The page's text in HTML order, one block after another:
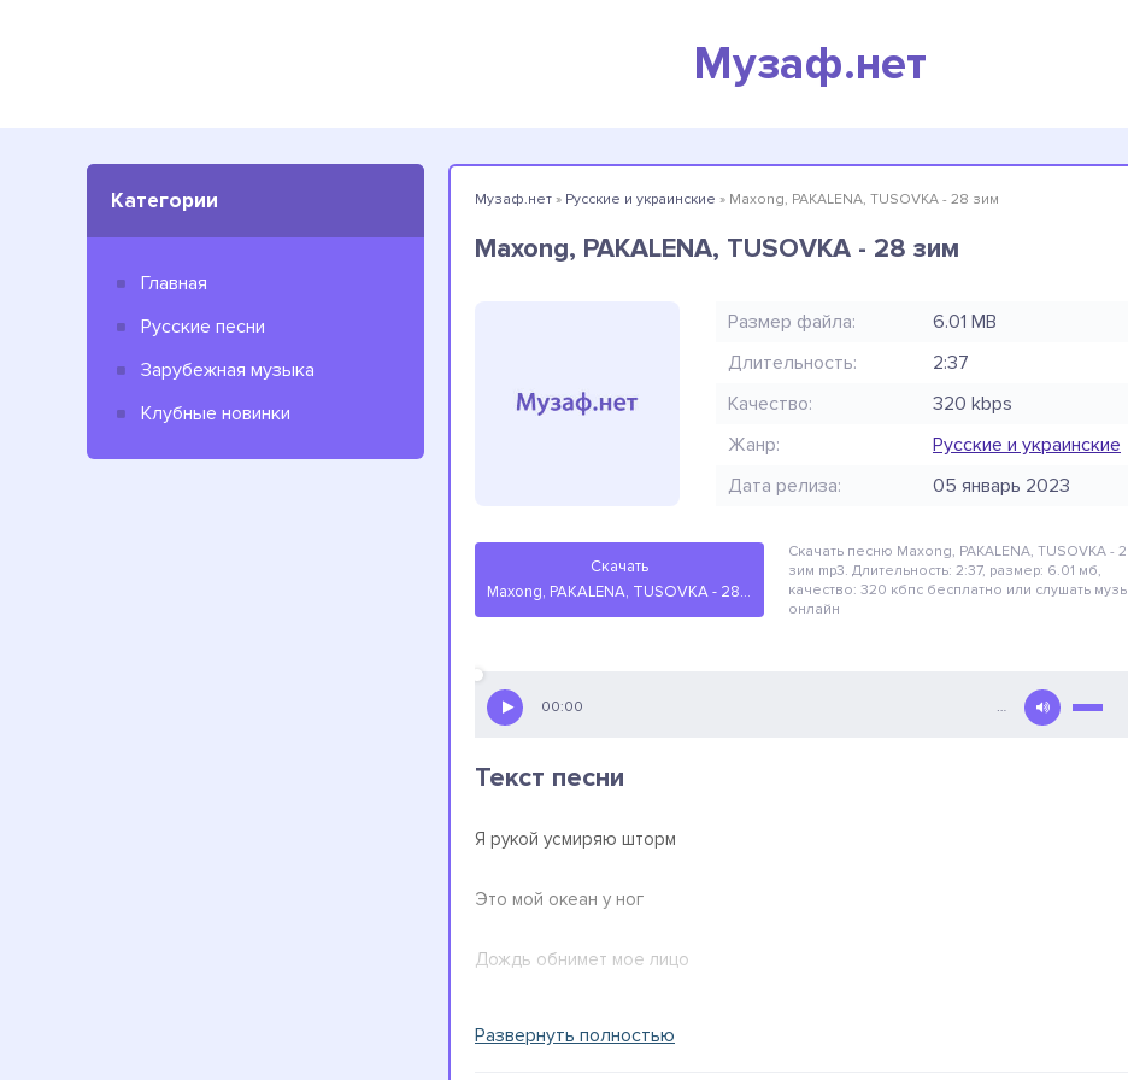
Музаф.нет
Категории
Главная
Русские песни
Зарубежная музыка
Клубные новинки
Музаф.нет » Русские и украинские » Maxong, PAKALENA, TUSOVKA - 28 зим
Maxong, PAKALENA, TUSOVKA - 28 зим
Размер файла:
6.01 MB
Длительность:
2:37
Качество:
320 kbps
Жанр:
Русские и украинские
Дата релиза:
05 январь 2023
Скачать
Maxong, PAKALENA, TUSOVKA - 28 зим
Скачать песню Maxong, PAKALENA, TUSOVKA -
зим mp3. Длительность: 2:37, размер: 6.01 мб,
качество: 320 кбпс бесплатно или слушать
онлайн
00:00 …
Текст песни
Я рукой усмиряю шторм
Это мой океан у ног
Дождь обнимет мое лицо
Развернуть полностью